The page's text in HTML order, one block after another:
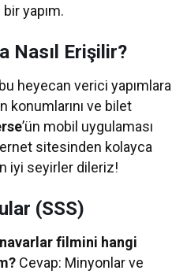
yapım.
Nasıl Erişilir?
heyecan verici yapımlara
konumlarını ve bilet
’ün mobil uygulaması
sitesinden kolayca
iyi seyirler dileriz!
(SSS)
filmini hangi
Cevap: Minyonlar ve